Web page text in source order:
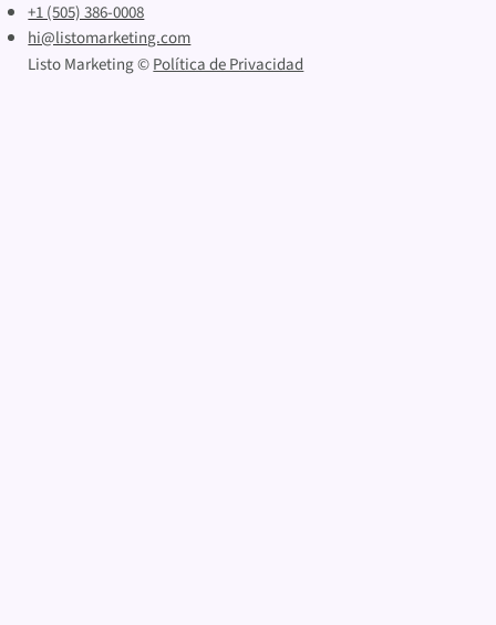
+1 (505) 386-0008
hi@listomarketing.com
Listo Marketing ©Política de Privacidad